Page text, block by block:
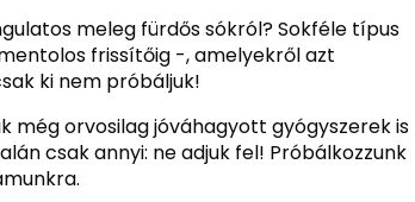
meleg fürdős sókról? Sokféle típus
frissítőig -, amelyekről azt
ki nem próbáljuk!
orvosilag jóváhagyott gyógyszerek is
csak annyi: ne adjuk fel! Próbálkozzunk